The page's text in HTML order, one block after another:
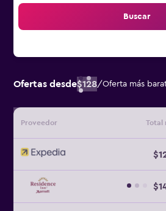
Buscar
Ofertas desde$128/Oferta más
Proveedor Total